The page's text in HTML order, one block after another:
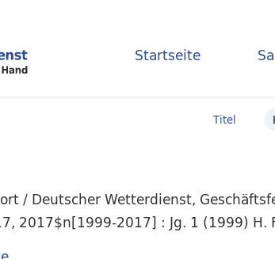
Startseite
Titel
/ Deutscher Wetterdienst,
2017$n[1999-2017] : Jg. 1 (1999) H.